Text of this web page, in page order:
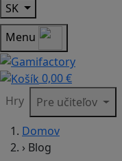
SK
Menu
0,00 €
Hry
Pre učiteľov
Domov
› Blog